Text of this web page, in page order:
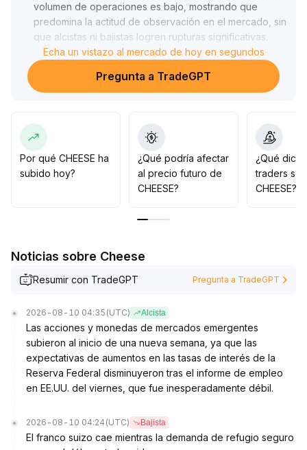
volumen de operaciones es bajo, mostrando que
predomina la actitud de observación en el mercado, sin
que alcistas ni bajistas logren rupturas significativas
Dado que el sentimiento alcista mejora marginalmente
pero los datos básicos son limitados, se recomienda
una estrategia a corto plazo de comprar en la parte
10; tras romper 1
12 se puede aumentar posición siguiendo la tendencia
El valor de la asignación a mediano y largo plazo radica
en seguir monitoreando los fundamentos del proyecto
y el progreso en su implementación, evaluando
Echa un vistazo al mercado de hoy en segundos
Pregunta a TradeGPT
Por qué CHEESE ha
subido hoy?
¿Qué podría afectar
al precio futuro de
CHEESE?
¿Qué
traders
CHEESE?
Noticias sobre Cheese
Resumir con TradeGPT Pregunta a TradeGPT
2026-08-10 04:35 (UTC) Alcista
Las acciones y monedas de mercados emergentes
subieron al inicio de una nueva semana, ya que las
expectativas de aumentos en las tasas de interés de la
Reserva Federal disminuyeron tras el informe de empleo
en EE.UU. del viernes, que fue inesperadamente débil.
2026-08-10 04:24 (UTC) Bajista
El franco suizo cae mientras la demanda de refugio seguro